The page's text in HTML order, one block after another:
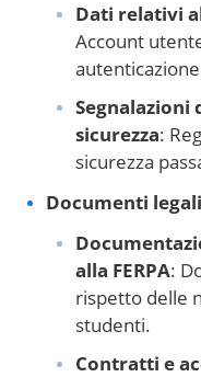
Dati relativi
Account
Segnalazioni
sicurezza:
sicurezza
Documenti
alla FERPA:
rispetto delle
studenti.
Contratti e